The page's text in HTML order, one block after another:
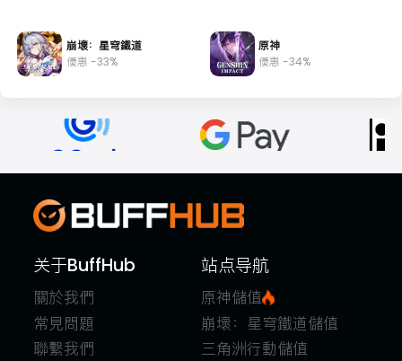
崩壞：星穹鐵道
優惠 -33%
原神
優惠 -34%
关于BuffHub
關於我們
常見問題
聯繫我們
站点导航
原神儲值
崩壞：星穹鐵道儲值
三角洲行動儲值